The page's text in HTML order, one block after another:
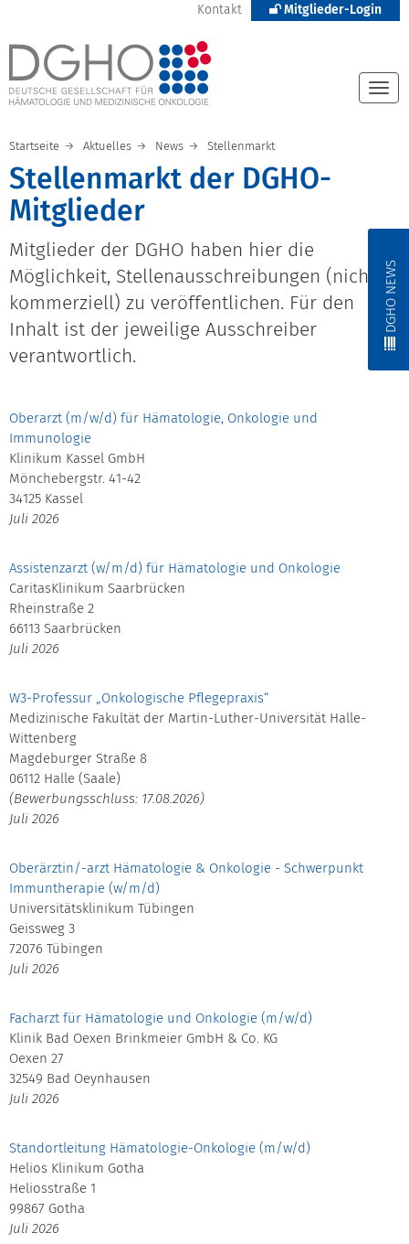
Kontakt Mitglieder-Login
DGHO NEWS
Startseite Aktuelles News Stellenmarkt
Stellenmarkt der DGHO-
Mitglieder
Mitglieder der DGHO haben hier die
Möglichkeit, Stellenausschreibungen (nicht
kommerziell) zu veröffentlichen. Für den
Inhalt ist der jeweilige Ausschreiber
verantwortlich.
Oberarzt (m/w/d) für Hämatologie, Onkologie und
Immunologie
Klinikum Kassel GmbH
Mönchebergstr. 41-42
34125 Kassel
Juli 2026
Assistenzarzt (w/m/d) für Hämatologie und Onkologie
CaritasKlinikum Saarbrücken
Rheinstraße 2
66113 Saarbrücken
Juli 2026
W3-Professur „Onkologische Pflegepraxis“
Medizinische Fakultät der Martin-Luther-Universität Halle-
Wittenberg
Magdeburger Straße 8
06112 Halle (Saale)
(Bewerbungsschluss: 17.08.2026)
Juli 2026
Oberärztin/-arzt Hämatologie & Onkologie - Schwerpunkt
Immuntherapie (w/m/d)
Universitätsklinikum Tübingen
Geissweg 3
72076 Tübingen
Juli 2026
Facharzt für Hämatologie und Onkologie (m/w/d)
Klinik Bad Oexen Brinkmeier GmbH & Co. KG
Oexen 27
32549 Bad Oeynhausen
Juli 2026
Standortleitung Hämatologie-Onkologie (m/w/d)
Helios Klinikum Gotha
Heliosstraße 1
99867 Gotha
Juli 2026